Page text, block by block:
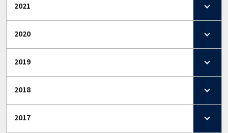
2021
2020
2019
2018
2017